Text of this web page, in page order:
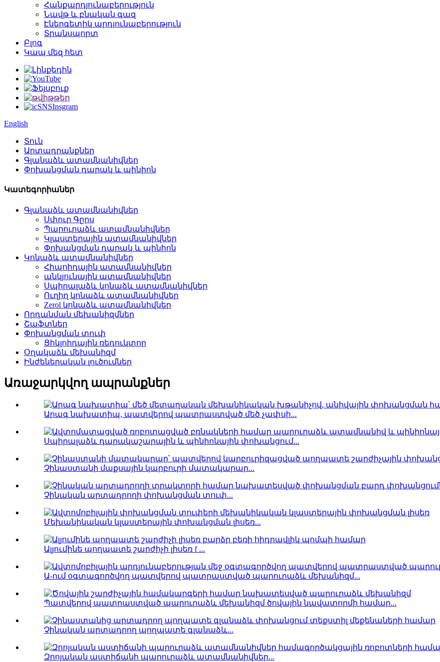
Հանքարդյունաբերություն
Նավթ և բնական գազ
Էներգետիկ արդյունաբերություն
Տրանսպորտ
Բլոգ
Կապ մեզ հետ
English
Տուն
Արտադրանքներ
Գլանաձև ատամնանիվներ
Փոխանցման դարակ և պինիոն
Կատեգորիաներ
Գլանաձև ատամնանիվներ
Սփուր Գըրս
Պարուրաձև ատամնանիվներ
Կլաստերային ատամնանիվներ
Փոխանցման դարակ և պինիոն
Կոնաձև ատամնանիվներ
Հիպոիդային ատամնանիվներ
անկյունային ատամնանիվներ
Սպիրալաձև կոնաձև ատամնանիվներ
Ուղիղ կոնաձև ատամնանիվներ
Zerol կոնաձև ատամնանիվներ
Որդանման մեխանիզմներ
Շաֆտներ
Փոխանցման տուփ
Ցիկլոիդային ռեդուկտոր
Օղակաձև մեխանիզմ
Ինժեներական լուծումներ
Առաջարկվող ապրանքներ
Արագ նախատիպ, պատվերով պատրաստված մեծ չափսի...
Սպիրալաձև դարակաշարային և պինիոնային փոխանցում...
Չինաստանի մաքսային կարբուրի մատակարար...
Չինական արտադրողի փոխանցման տուփ...
Մեխանիկական կլաստերային փոխանցման լիսեռ...
Ալյումինե պողպատե շարժիչի լիսեռ f ...
Ա-ում օգտագործվող պատվերով պատրաստված պարուրաձև մեխանիզմ...
Պատվերով պատրաստված պարուրաձև մեխանիզմ ծովային նավատորմի համար...
Չինական արտադրող պողպատե գլանաձև...
Զրոյական աստիճանի պարուրաձև ատամնանիվներ...